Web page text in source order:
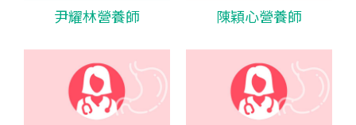
尹耀林營養師 陳穎心營養師